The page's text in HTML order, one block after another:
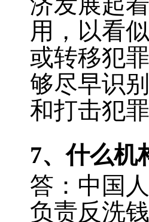
用，以看
或转移犯
够尽早识
和打击犯罪
7、什么机
答：中国
负责反洗